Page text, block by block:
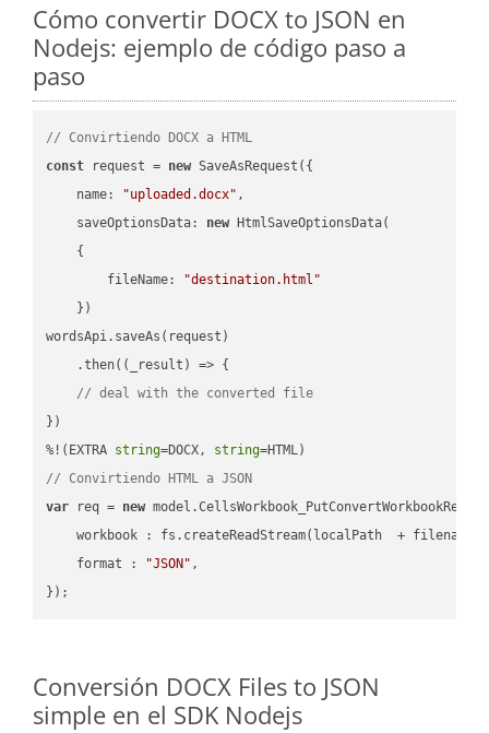
Cómo convertir DOCX to JSON en
Nodejs: ejemplo de código paso a
paso
// Convirtiendo DOCX a HTML
const request = new SaveAsRequest({
name: "uploaded.docx" ,
saveOptionsData: new HtmlSaveOptionsData(
    {
fileName:
"destination.html"
    })
wordsApi.saveAs(request)
    .then(
( _result ) => {
// deal with the converted file
})
%!(EXTRA string=DOCX, string
// Convirtiendo HTML a JSON
var req = new
workbook : fs.createReadStream(localPath  + filename
format : "JSON" ,
Conversión DOCX Files to JSON
simple en el SDK Nodejs